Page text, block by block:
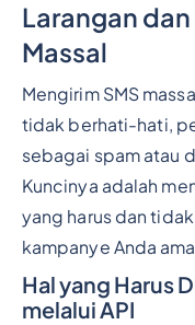
Larangan dan
Massal
Mengirim SMS
tidak berhati-hati,
sebagai spam atau
Kuncinya adalah
yang harus dan
kampanye Anda
Hal yang Harus
melalui API